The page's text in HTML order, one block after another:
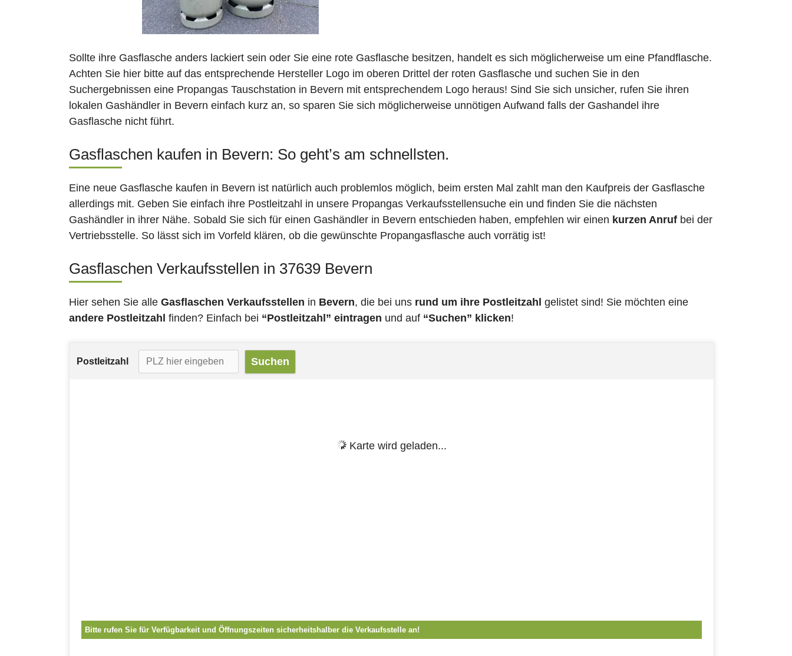
Sollte ihre Gasflasche anders lackiert sein oder Sie eine rote Gasflasche besitzen, handelt es sich möglicherweise um eine Pfandflasche.
Achten Sie hier bitte auf das entsprechende Hersteller Logo im oberen Drittel der roten Gasflasche und suchen Sie in den
Suchergebnissen eine Propangas Tauschstation in Bevern mit entsprechendem Logo heraus! Sind Sie sich unsicher, rufen Sie ihren
lokalen Gashändler in Bevern einfach kurz an, so sparen Sie sich möglicherweise unnötigen Aufwand falls der Gashandel ihre
Gasflasche nicht führt.
Gasflaschen kaufen in Bevern: So geht’s am schnellsten.
Eine neue Gasflasche kaufen in Bevern ist natürlich auch problemlos möglich, beim ersten Mal zahlt man den Kaufpreis der Gasflasche
allerdings mit. Geben Sie einfach ihre Postleitzahl in unsere Propangas Verkaufsstellensuche ein und finden Sie die nächsten
Gashändler in ihrer Nähe. Sobald Sie sich für einen Gashändler in Bevern entschieden haben, empfehlen wir einen kurzen Anruf bei der
Vertriebsstelle. So lässt sich im Vorfeld klären, ob die gewünschte Propangasflasche auch vorrätig ist!
Gasflaschen Verkaufsstellen in 37639 Bevern
Hier sehen Sie alle Gasflaschen Verkaufsstellen in Bevern, die bei uns rund um ihre Postleitzahl gelistet sind! Sie möchten eine
andere Postleitzahl finden? Einfach bei “Postleitzahl” eintragen und auf “Suchen” klicken!
Postleitzahl
Karte wird geladen...
Bitte rufen Sie für Verfügbarkeit und Öffnungszeiten sicherheitshalber die Verkaufsstelle an!